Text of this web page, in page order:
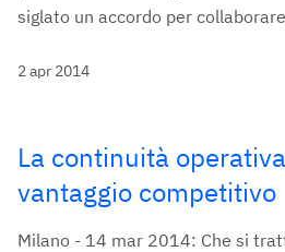
siglato un accordo per
2 apr 2014
La continuità
vantaggio competitivo
Milano - 14 mar 2014: Che si